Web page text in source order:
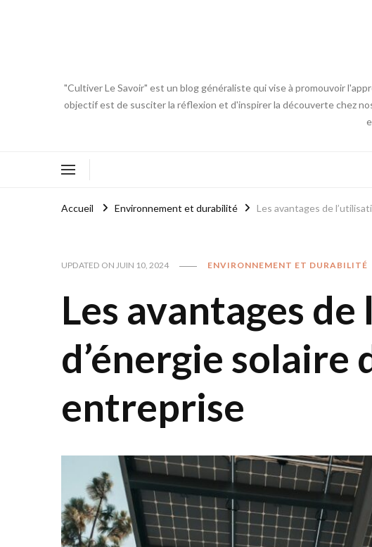
"Cultiver Le Savoir" est un blog généraliste qui vise à promouvoir
objectif est de susciter la réflexion et d'inspirer la découverte chez
Accueil Environnement et durabilité Les avantages de
UPDATED ON JUIN 10, 2024 ENVIRONNEMENT ET DURABILITÉ
Les avantages
d’énergie solaire
entreprise